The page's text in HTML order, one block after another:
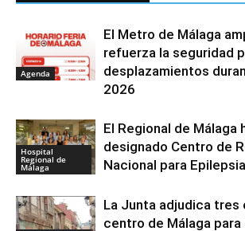
Agenda
El Metro de Málaga
refuerza la seguridad
desplazamientos
2026
Hospital
Regional de
Málaga
El Regional de Málaga
designado Centro de
Nacional para
La Junta adjudica tres
centro de Málaga